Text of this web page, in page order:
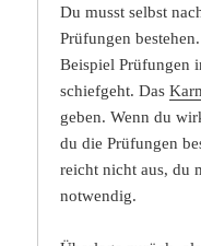
Du musst selbst
Prüfungen
Beispiel Prüfungen
schiefgeht. Das
geben. Wenn du
du die Prüfungen
reicht nicht aus, du
notwendig.